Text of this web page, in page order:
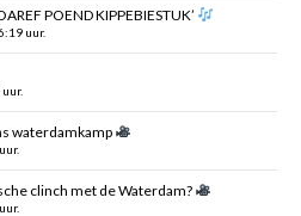
POEND KIPPEBIESTUK’
uur.
waterdamkamp
clinch met de Waterdam?